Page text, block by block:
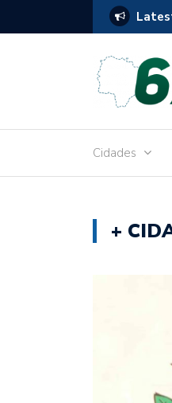
réu por receber Pix de editora
Cidades
+